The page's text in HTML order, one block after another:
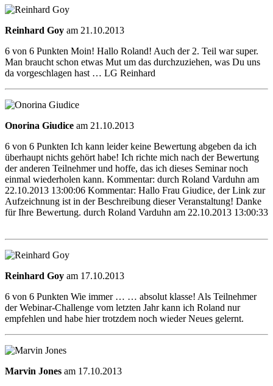
Reinhard Goy am 21.10.2013
6 von 6 Punkten Moin! Hallo Roland! Auch der 2. Teil war super.
Man braucht schon etwas Mut um das durchzuziehen, was Du uns
da vorgeschlagen hast … LG Reinhard
Onorina Giudice am 21.10.2013
6 von 6 Punkten Ich kann leider keine Bewertung abgeben da ich
überhaupt nichts gehört habe! Ich richte mich nach der Bewertung
der anderen Teilnehmer und hoffe, das ich dieses Seminar noch
einmal wiederholen kann. Kommentar: durch Roland Varduhn am
22.10.2013 13:00:06 Kommentar: Hallo Frau Giudice, der Link zur
Aufzeichnung ist in der Beschreibung dieser Veranstaltung! Danke
für Ihre Bewertung. durch Roland Varduhn am 22.10.2013 13:00:33
Reinhard Goy am 17.10.2013
6 von 6 Punkten Wie immer … … absolut klasse! Als Teilnehmer
der Webinar-Challenge vom letzten Jahr kann ich Roland nur
empfehlen und habe hier trotzdem noch wieder Neues gelernt.
Marvin Jones am 17.10.2013